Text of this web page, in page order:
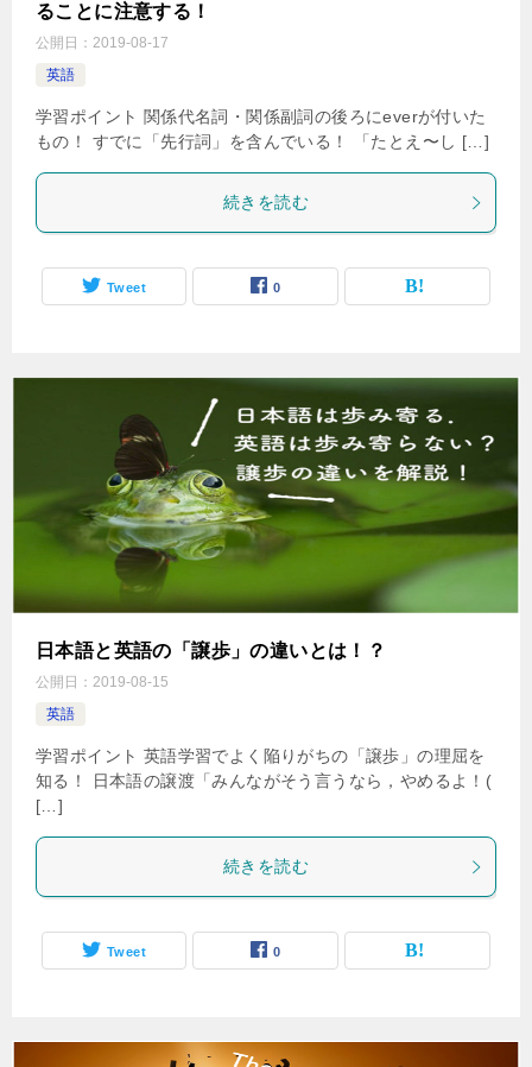
ることに注意する！
公開日： 2019-08-17
英語
学習ポイント 関係代名詞・関係副詞の後ろにeverが付いた
もの！ すでに「先行詞」を含んでいる！ 「たとえ〜し […]
続きを読む
Tweet 0
日本語と英語の「譲歩」の違いとは！？
公開日： 2019-08-15
英語
学習ポイント 英語学習でよく陥りがちの「譲歩」の理屈を
知る！ 日本語の譲渡「みんながそう言うなら，やめるよ！(
[…]
続きを読む
Tweet 0